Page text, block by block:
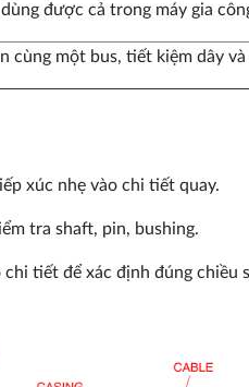
được cả trong máy gia
cùng một bus, tiết kiệm dây
xúc nhẹ vào chi tiết quay.
tra shaft, pin, bushing.
tiết để xác định đúng chiều